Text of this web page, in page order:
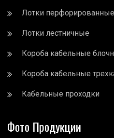
Лотки перфорированные
Лотки лестничные
Короба кабельные
Короба кабельные
Кабельные проходки
Фото Продукции